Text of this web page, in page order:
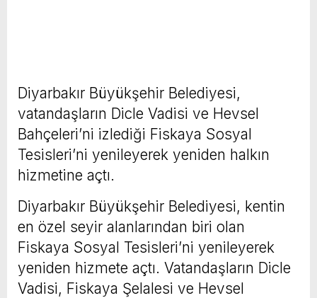
Diyarbakır Büyükşehir Belediyesi,
vatandaşların Dicle Vadisi ve Hevsel
Bahçeleri’ni izlediği Fiskaya Sosyal
Tesisleri’ni yenileyerek yeniden halkın
hizmetine açtı.
Diyarbakır Büyükşehir Belediyesi, kentin
en özel seyir alanlarından biri olan
Fiskaya Sosyal Tesisleri’ni yenileyerek
yeniden hizmete açtı. Vatandaşların Dicle
Vadisi, Fiskaya Şelalesi ve Hevsel